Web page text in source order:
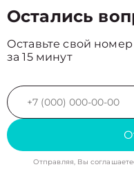
Остались
Оставьте свой
за 15 минут
Отправляя, Вы